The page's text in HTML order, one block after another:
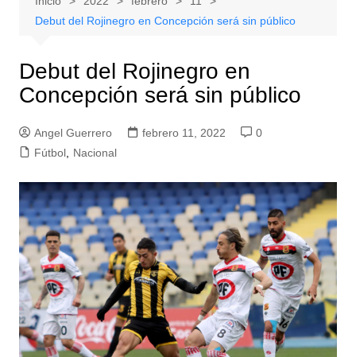
Debut del Rojinegro en Concepción será sin público
Debut del Rojinegro en
Concepción será sin público
Angel Guerrero febrero 11, 2022
0
Fútbol, Nacional